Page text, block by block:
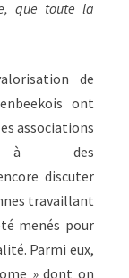
que toute la
de
ont
associations
à des
discuter
travaillant
menés pour
Parmi eux,
» dont on